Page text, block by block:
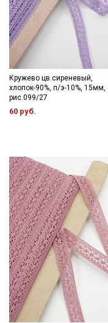
Кружево цв.сиреневый,
хлопок-90%, п/э-10%, 15мм,
рис.099/27
60 руб.
Секретная
Мы
промокоды и
Ознакомлен(а) с
данныхи даю
данных
Даю
Согласие на
информационных